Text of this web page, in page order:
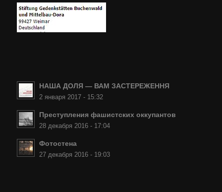
НАША ДОЛЯ — ВАМ ЗАСТЕРЕЖЕННЯ
2 января 2017 - 15:32
Преступления фашистских оккупантов
28 декабря 2016 - 17:04
Фотостена
27 декабря 2016 - 19:03